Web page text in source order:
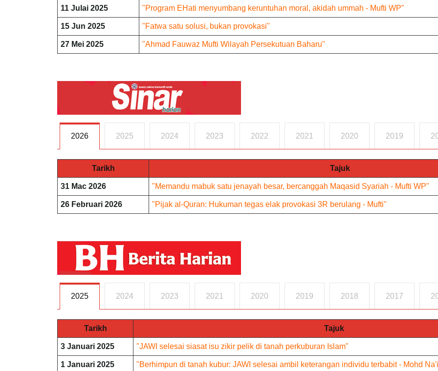
11 Julai 2025 "Program EHati menyumbang keruntuhan moral, akidah ummah - Mufti WP"
15 Jun 2025 "Fatwa satu solusi, bukan provokasi"
27 Mei 2025 "Ahmad Fauwaz Mufti Wilayah Persekutuan Baharu"
2026 2025 2024 2023 2022 2021 2020 2019
Tarikh Tajuk
31 Mac 2026 "Memandu mabuk satu jenayah besar, bercanggah Maqasid Syariah - Mufti WP"
26 Februari 2026 "Pijak al-Quran: Hukuman tegas elak provokasi 3R berulang - Mufti"
2025 2024 2023 2021 2020 2019 2018 2017
Tarikh Tajuk
3 Januari 2025 "JAWI selesai siasat isu zikir pelik di tanah perkuburan Islam"
1 Januari 2025 "Berhimpun di tanah kubur: JAWI selesai ambil keterangan individu terbabit - Mohd